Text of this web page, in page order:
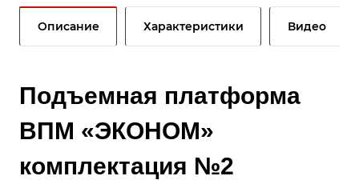
Описание Характеристики Видео
Подъемная платформа
ВПМ «ЭКОНОМ»
комплектация №2